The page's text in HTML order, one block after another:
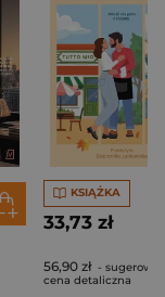
KSIĄŻKA
33,73 zł
56,90 zł -
cena detaliczna